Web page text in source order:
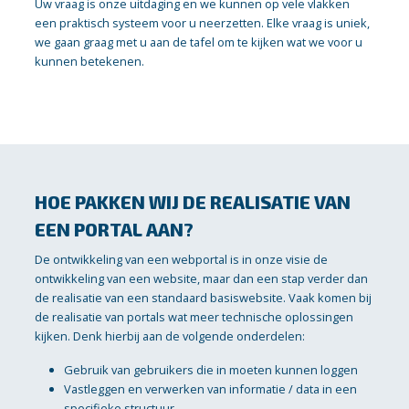
Uw vraag is onze uitdaging en we kunnen op vele vlakken
een praktisch systeem voor u neerzetten. Elke vraag is uniek,
we gaan graag met u aan de tafel om te kijken wat we voor u
kunnen betekenen.
HOE PAKKEN WIJ DE REALISATIE VAN
EEN PORTAL AAN?
De ontwikkeling van een webportal is in onze visie de
ontwikkeling van een website, maar dan een stap verder dan
de realisatie van een standaard basiswebsite. Vaak komen bij
de realisatie van portals wat meer technische oplossingen
kijken. Denk hierbij aan de volgende onderdelen:
Gebruik van gebruikers die in moeten kunnen loggen
Vastleggen en verwerken van informatie / data in een